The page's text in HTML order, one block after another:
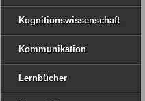
Kognitionswissenschaft
Kommunikation
Lernbücher